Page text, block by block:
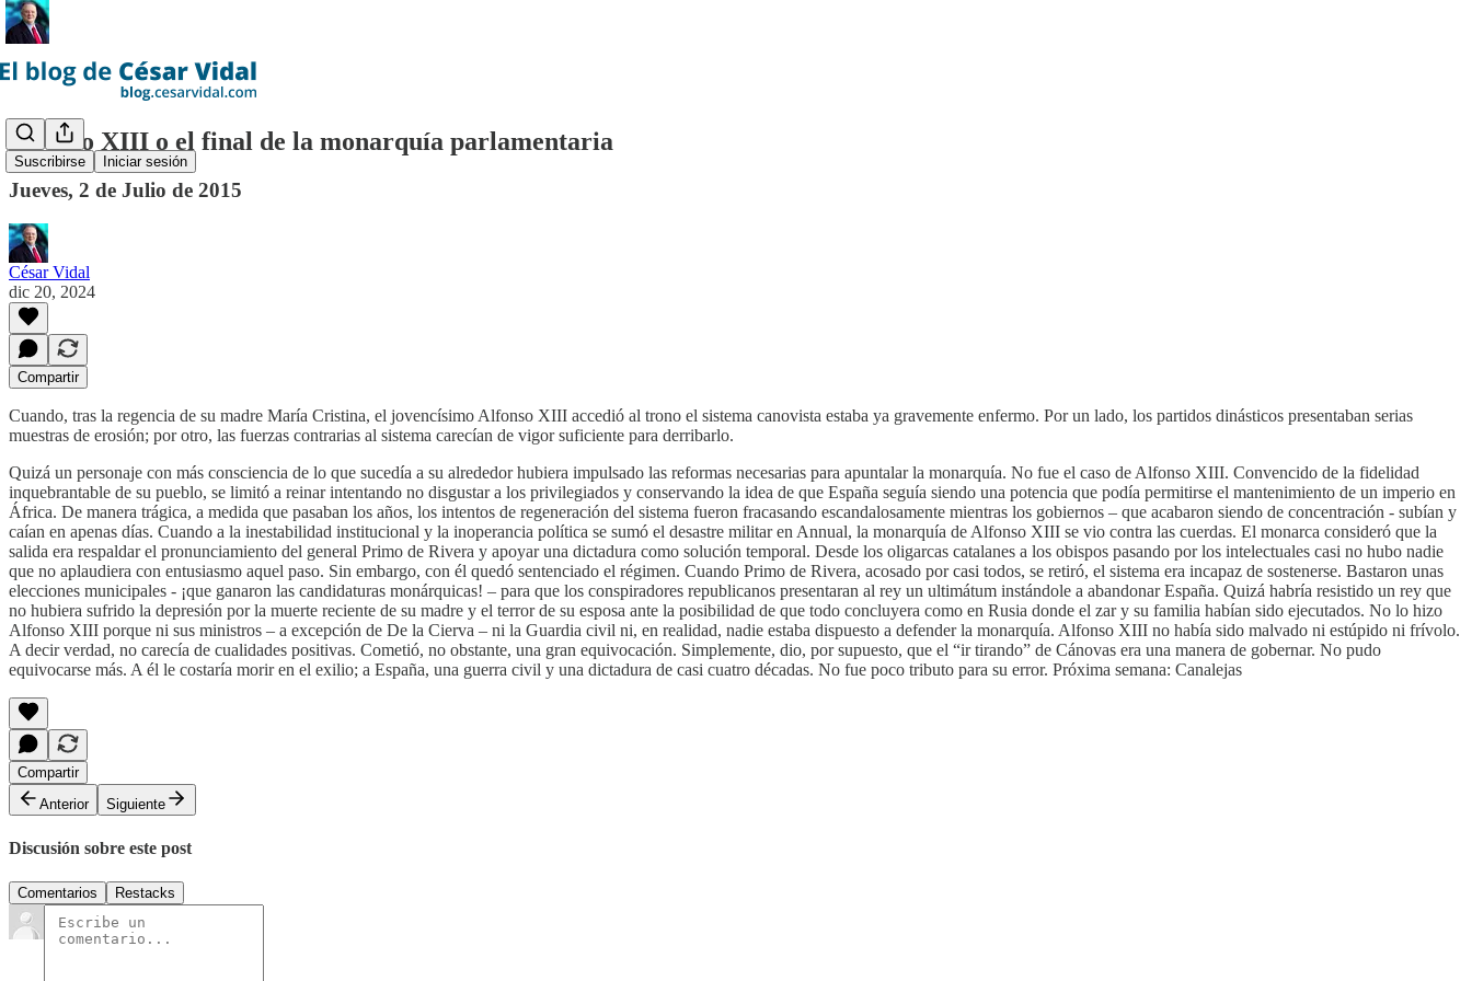
Suscribirse Iniciar sesión
Alfonso XIII o el final de la monarquía parlamentaria
Jueves, 2 de Julio de 2015
César Vidal
dic 20, 2024
Compartir
Cuando, tras la regencia de su madre María Cristina, el jovencísimo Alfonso XIII accedió al trono el sistema canovista estaba ya gravemente enfermo. Por un lado, los partidos dinásticos presentaban serias
muestras de erosión; por otro, las fuerzas contrarias al sistema carecían de vigor suficiente para derribarlo.
Quizá un personaje con más consciencia de lo que sucedía a su alrededor hubiera impulsado las reformas necesarias para apuntalar la monarquía. No fue el caso de Alfonso XIII. Convencido de la fidelidad
inquebrantable de su pueblo, se limitó a reinar intentando no disgustar a los privilegiados y conservando la idea de que España seguía siendo una potencia que podía permitirse el mantenimiento de un imperio en
África. De manera trágica, a medida que pasaban los años, los intentos de regeneración del sistema fueron fracasando escandalosamente mientras los gobiernos – que acabaron siendo de concentración - subían y
caían en apenas días. Cuando a la inestabilidad institucional y la inoperancia política se sumó el desastre militar en Annual, la monarquía de Alfonso XIII se vio contra las cuerdas. El monarca consideró que la
salida era respaldar el pronunciamiento del general Primo de Rivera y apoyar una dictadura como solución temporal. Desde los oligarcas catalanes a los obispos pasando por los intelectuales casi no hubo nadie
que no aplaudiera con entusiasmo aquel paso. Sin embargo, con él quedó sentenciado el régimen. Cuando Primo de Rivera, acosado por casi todos, se retiró, el sistema era incapaz de sostenerse. Bastaron unas
elecciones municipales - ¡que ganaron las candidaturas monárquicas! – para que los conspiradores republicanos presentaran al rey un ultimátum instándole a abandonar España. Quizá habría resistido un rey que
no hubiera sufrido la depresión por la muerte reciente de su madre y el terror de su esposa ante la posibilidad de que todo concluyera como en Rusia donde el zar y su familia habían sido ejecutados. No lo hizo
Alfonso XIII porque ni sus ministros – a excepción de De la Cierva – ni la Guardia civil ni, en realidad, nadie estaba dispuesto a defender la monarquía. Alfonso XIII no había sido malvado ni estúpido ni frívolo.
A decir verdad, no carecía de cualidades positivas. Cometió, no obstante, una gran equivocación. Simplemente, dio, por supuesto, que el “ir tirando” de Cánovas era una manera de gobernar. No pudo
equivocarse más. A él le costaría morir en el exilio; a España, una guerra civil y una dictadura de casi cuatro décadas. No fue poco tributo para su error. Próxima semana: Canalejas
Compartir
Anterior
Siguiente
Discusión sobre este post
Comentarios Restacks